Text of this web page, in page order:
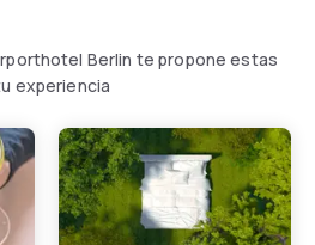
day.
Berlin te propone estas
experiencia